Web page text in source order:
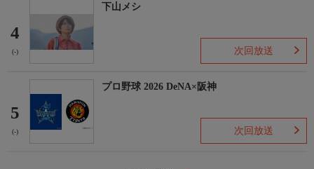
4
(-)
下山メシ
次回放送
5
(-)
プロ野球 2026 DeNA×阪神
次回放送